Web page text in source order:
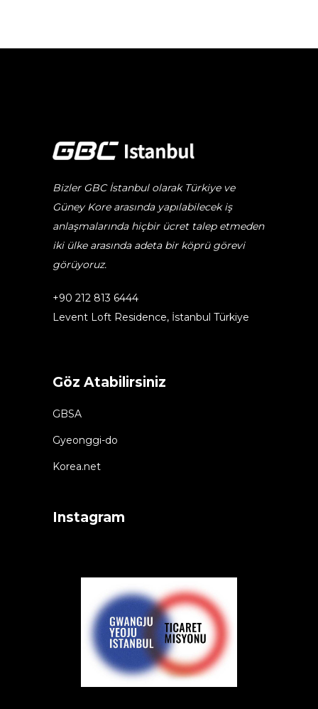
Bizler GBC İstanbul olarak Türkiye ve
Güney Kore arasında yapılabilecek iş
anlaşmalarında hiçbir ücret talep etmeden
iki ülke arasında adeta bir köprü görevi
görüyoruz.
+90 212 813 6444
Levent Loft Residence, İstanbul Türkiye
Göz Atabilirsiniz
GBSA
Gyeonggi-do
Korea.net
Instagram